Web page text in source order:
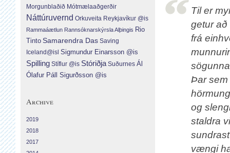
Til er
getur að
frá
Þar sem
og
staldra
vængi
Morgunblaðið Mótmælaaðgerðir
Náttúruvernd Orkuveita Reykjavíkur @is
Rammaáætlun Rannsóknarskýrsla Alþingis Rio
Tinto Samarendra Das Saving
Iceland@isl Sigmundur Einarsson @is
Spilling Stíflur @is Stóriðja Suðurnes Ál
Ólafur Páll Sigurðsson @is
Archive
2019
2018
2017